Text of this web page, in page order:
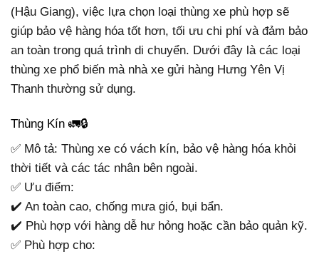
(Hậu Giang), việc lựa chọn loại thùng xe phù hợp sẽ
giúp bảo vệ hàng hóa tốt hơn, tối ưu chi phí và đảm bảo
an toàn trong quá trình di chuyển. Dưới đây là các loại
thùng xe phổ biến mà nhà xe gửi hàng Hưng Yên Vị
Thanh thường sử dụng.
Thùng Kín 🚛🔒
✅ Mô tả: Thùng xe có vách kín, bảo vệ hàng hóa khỏi
thời tiết và các tác nhân bên ngoài.
✅ Ưu điểm:
✔️ An toàn cao, chống mưa gió, bụi bẩn.
✔️ Phù hợp với hàng dễ hư hỏng hoặc cần bảo quản kỹ.
✅ Phù hợp cho: